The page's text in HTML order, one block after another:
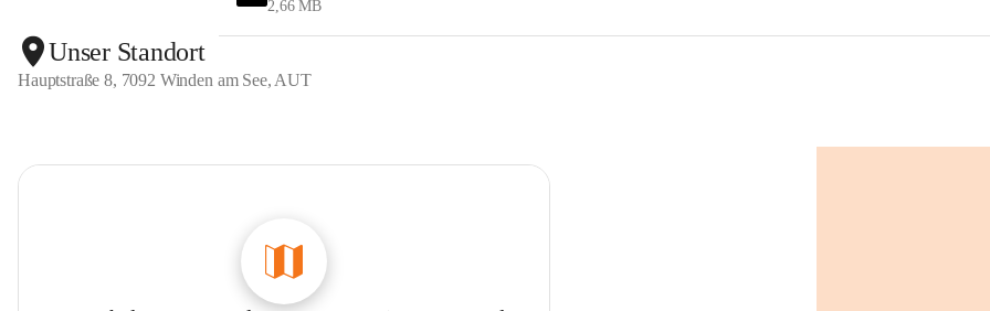
2,66 MB
Unser Standort
Hauptstraße 8, 7092 Winden am See, AUT